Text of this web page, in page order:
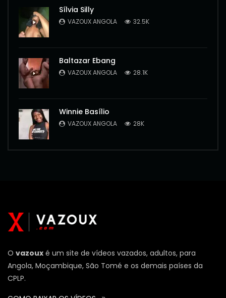
Sílvia Silly
VAZOUX ANGOLA 32.5K
Baltazar Ebang
VAZOUX ANGOLA 28.1K
Winnie Basílio
VAZOUX ANGOLA 28K
O vazoux é um site de vídeos vazados, adultos, para
Angola, Moçambique, São Tomé e os demais países da
CPLP.